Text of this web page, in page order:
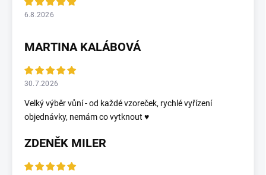
6.8.2026
MARTINA KALÁBOVÁ
30.7.2026
Velký výběr vůní - od každé vzoreček, rychlé vyřízení
objednávky, nemám co vytknout ♥️
ZDENĚK MILER